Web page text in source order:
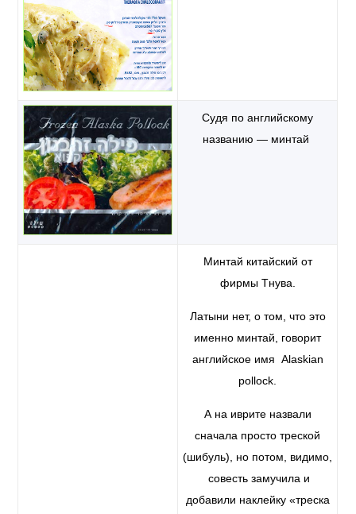
Судя по английскому
названию — минтай
Минтай китайский от
фирмы Тнува.
Латыни нет, о том, что это
именно минтай, говорит
английское имя Alaskian
pollock.
А на иврите назвали
сначала просто треской
(шибуль), но потом, видимо,
совесть замучила и
добавили наклейку «треска